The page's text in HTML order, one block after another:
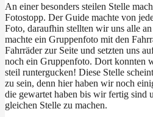
An einer besonders steilen Stelle
Fotostopp. Der Guide machte von
Foto, daraufhin stellten wir uns alle
machte ein Gruppenfoto mit den
Fahrräder zur Seite und setzten uns
noch ein Gruppenfoto. Dort konnten
steil runtergucken! Diese Stelle
zu sein, denn hier haben wir noch
die gewartet haben bis wir fertig sind
gleichen Stelle zu machen.